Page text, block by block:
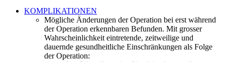
KOMPLIKATIONEN
Mögliche Änderungen der Operation bei erst während
der Operation erkennbaren Befunden. Mit grosser
Wahrscheinlichkeit eintretende, zeitweilige und
dauernde gesundheitliche Einschränkungen als Folge
der Operation: